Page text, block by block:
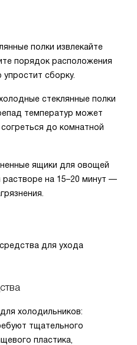
полки извлекайте
порядок расположения
сборку.
стеклянные полки
температур может
до комнатной
ящики для овощей
на 15–20 минут —
для ухода
холодильников:
тщательного
пластика,